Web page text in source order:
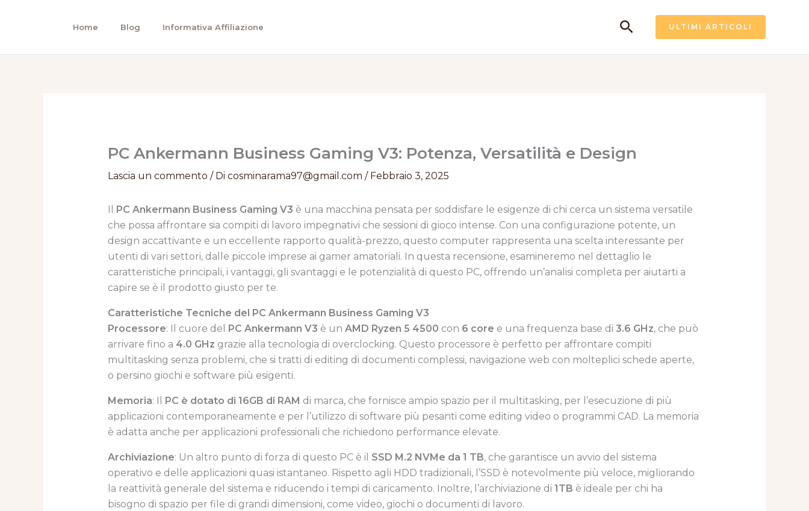
Home Blog Informativa Affiliazione Cerca ULTIMI ARTICOLI
PC Ankermann Business Gaming V3: Potenza, Versatilità e Design
Lascia un commento / Di cosminarama97@gmail.com / Febbraio 3, 2025
PC Ankermann Business Gaming V3 è una macchina pensata per soddisfare le esigenze di chi cerca un sistema versatile
che possa affrontare sia compiti di lavoro impegnativi che sessioni di gioco intense. Con una configurazione potente, un
design accattivante e un eccellente rapporto qualità-prezzo, questo computer rappresenta una scelta interessante per
utenti di vari settori, dalle piccole imprese ai gamer amatoriali. In questa recensione, esamineremo nel dettaglio le
caratteristiche principali, i vantaggi, gli svantaggi e le potenzialità di questo PC, offrendo un’analisi completa per aiutarti a
capire se è il prodotto giusto per te.
Caratteristiche Tecniche del PC Ankermann Business Gaming V3
Processore: Il cuore del PC Ankermann V3 è un AMD Ryzen 5 4500 con 6 core e una frequenza base di 3.6 GHz, che può
arrivare fino a 4.0 GHz grazie alla tecnologia di overclocking. Questo processore è perfetto per affrontare compiti
multitasking senza problemi, che si tratti di editing di documenti complessi, navigazione web con molteplici schede aperte,
o persino giochi e software più esigenti.
Memoria: Il PC è dotato di 16GB di RAM di marca, che fornisce ampio spazio per il multitasking, per l’esecuzione di più
applicazioni contemporaneamente e per l’utilizzo di software più pesanti come editing video o programmi CAD. La memoria
è adatta anche per applicazioni professionali che richiedono performance elevate.
Archiviazione: Un altro punto di forza di questo PC è il SSD M.2 NVMe da 1 TB, che garantisce un avvio del sistema
operativo e delle applicazioni quasi istantaneo. Rispetto agli HDD tradizionali, l’SSD è notevolmente più veloce, migliorando
la reattività generale del sistema e riducendo i tempi di caricamento. Inoltre, l’archiviazione di 1TB è ideale per chi ha
bisogno di spazio per file di grandi dimensioni, come video, giochi o documenti di lavoro.